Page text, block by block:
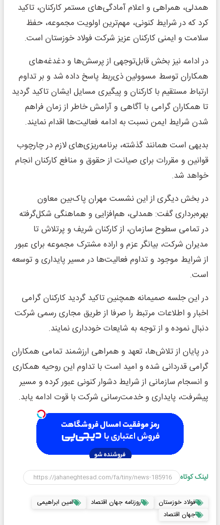
همدلی، همراهی و اعلام آمادگی‌های مستمر کارکنان، تاکید
کرد که در شرایط کنونی، مهم‌ترین اولویت مجموعه، حفظ
سلامت و ایمنی کارکنان عزیز شرکت فولاد خوزستان است.
در ادامه نیز بخش قابل‌توجهی از پرسش‌ها و دغدغه‌های
همکاران توسط مسوولین ذی‌ربط پاسخ داده شد و بر تداوم
ارتباط مستقیم با کارکنان و پیگیری مسایل ایشان تاکید گردید
تا همکاران گرامی با آگاهی و آرامش خاطر از زمان فراهم
شدن شرایط ایمن نسبت به ادامه فعالیت‌ها اقدام نمایند.
بدیهی است همانند گذشته، برنامه‌ریزی‌های لازم در چارچوب
قوانین و مقررات برای صیانت از حقوق و منافع کارکنان انجام
خواهد شد.
در بخش دیگری از این نشست مهران پاک‌بین معاون
بهره‌برداری گفت: همدلی، هم‌افزایی و هماهنگی شکل‌گرفته
در تمامی سطوح سازمان، از کارکنان شریف و پرتلاش تا
مدیران شرکت، بیانگر عزم و اراده مشترک مجموعه برای عبور
از شرایط موجود و تداوم فعالیت‌ها در مسیر پایداری و توسعه
است.
در این جلسه صمیمانه همچنین تاکید گردید کارکنان گرامی
اخبار و اطلاعات مرتبط را صرفا از طریق مجاری رسمی شرکت
دنبال نموده و از توجه به شایعات خودداری نمایند.
در پایان از تلاش‌ها، تعهد و همراهی ارزشمند تمامی همکاران
گرامی قدردانی شده و امید است با تداوم این روحیه همکاری
و انسجام سازمانی از شرایط دشوار کنونی عبور کرده و مسیر
پیشرفت، پایداری و خدمت‌رسانی شرکت با قوت ادامه یابد.
لینک کوتاه
فولاد خوزستان روزنامه جهان اقتصاد
امین ابراهیمی
جهان اقتصاد